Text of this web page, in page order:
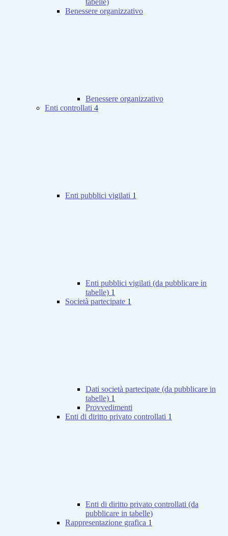
tabelle)
Benessere organizzativo
Benessere organizzativo
Enti controllati 4
Enti pubblici vigilati 1
Enti pubblici vigilati (da pubblicare in
tabelle) 1
Società partecipate 1
Dati società partecipate (da pubblicare in
tabelle) 1
Provvedimenti
Enti di diritto privato controllati 1
Enti di diritto privato controllati (da
pubblicare in tabelle)
Rappresentazione grafica 1